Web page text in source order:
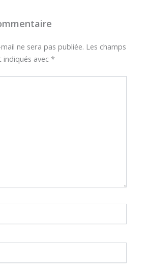
ne sera pas publiée. Les champs
indiqués avec*